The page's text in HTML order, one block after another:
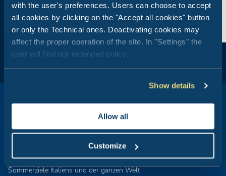
with the user's preferences. Users can choose to accept
all cookies by clicking on the "Accept all cookies" button
or only the Technical ones. Deactivating cookies may
affect the proper operation of the site. In "Settings" the
user will find our extended policy.
Show details
Allow all
Customize
Club del Sole ist ein Synonym für Urlaub im Freien: 29
Feriendörfer nur einen Steinwurf vom Meer entfernt, in den
Bergen, an den Küsten der beliebtesten und bekanntesten
Sommerziele Italiens und der ganzen Welt.